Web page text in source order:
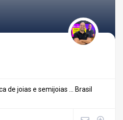
de joias e semijoias ... Brasil